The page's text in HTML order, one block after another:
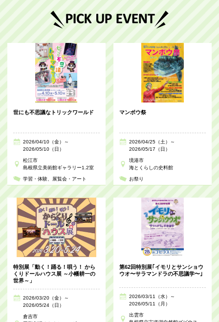
世にも不思議なトリックワールド
2026/04/10（金）～
2026/05/10（日）
松江市
島根県立美術館ギャラリー1.2室
学習・体験 展覧会・アート
マンボウ祭
2026/04/25（土）～
2026/05/17（日）
境港市
海とくらしの史料館
お祭り
特別展「動く！踊る！唄う！ から
くりドールハウス展 ～小幡耕一の
世界～」
2026/03/20（金）～
2026/05/24（日）
倉吉市
第62回特別展｢イモリとサンショウ
ウオ〜サラマンドラの不思議学〜｣
2026/03/11（水）～
2026/05/11（月）
出雲市